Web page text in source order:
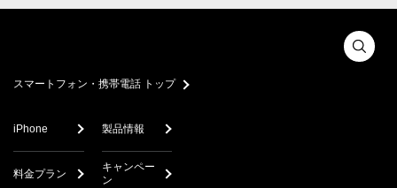
スマートフォン・携帯電話 トップ
iPhone 製品情報
料金プラン
キャンペー
ン